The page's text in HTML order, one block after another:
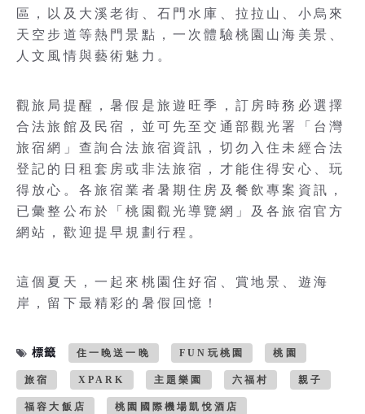
區，以及大溪老街、石門水庫、拉拉山、小烏來
天空步道等熱門景點，一次體驗桃園山海美景、
人文風情與藝術魅力。
觀旅局提醒，暑假是旅遊旺季，訂房時務必選擇
合法旅館及民宿，並可先至交通部觀光署「台灣
旅宿網」查詢合法旅宿資訊，切勿入住未經合法
登記的日租套房或非法旅宿，才能住得安心、玩
得放心。各旅宿業者暑期住房及餐飲專案資訊，
已彙整公布於「桃園觀光導覽網」及各旅宿官方
網站，歡迎提早規劃行程。
這個夏天，一起來桃園住好宿、賞地景、遊海
岸，留下最精彩的暑假回憶！
標籤 住一晚送一晚 FUN玩桃園 桃園
旅宿 XPARK 主題樂園 六福村 親子
福容大飯店 桃園國際機場凱悅酒店